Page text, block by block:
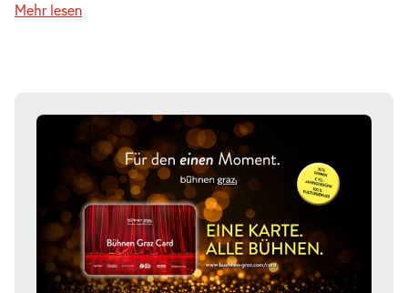
Rusalka-
Do.
18.03.2027
Do. 18.03.2027
19:30–22:45 Uhr
Tickets
Rusalka-
Mehr lesen